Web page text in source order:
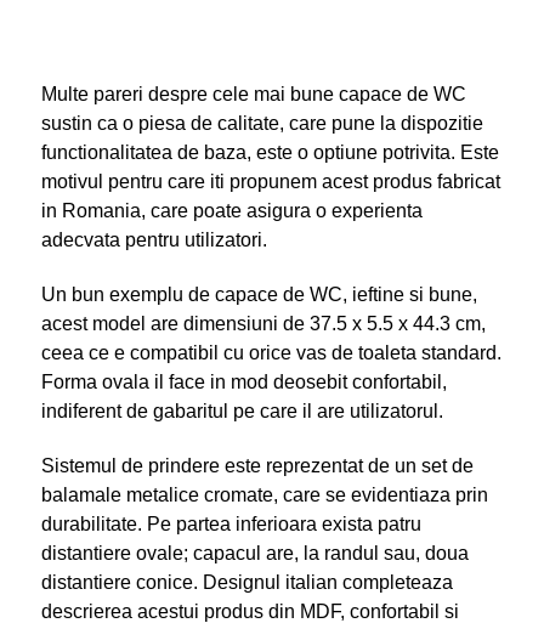
Multe pareri despre cele mai bune capace de WC
sustin ca o piesa de calitate, care pune la dispozitie
functionalitatea de baza, este o optiune potrivita. Este
motivul pentru care iti propunem acest produs fabricat
in Romania, care poate asigura o experienta
adecvata pentru utilizatori.
Un bun exemplu de capace de WC, ieftine si bune,
acest model are dimensiuni de 37.5 x 5.5 x 44.3 cm,
ceea ce e compatibil cu orice vas de toaleta standard.
Forma ovala il face in mod deosebit confortabil,
indiferent de gabaritul pe care il are utilizatorul.
Sistemul de prindere este reprezentat de un set de
balamale metalice cromate, care se evidentiaza prin
durabilitate. Pe partea inferioara exista patru
distantiere ovale; capacul are, la randul sau, doua
distantiere conice. Designul italian completeaza
descrierea acestui produs din MDF, confortabil si